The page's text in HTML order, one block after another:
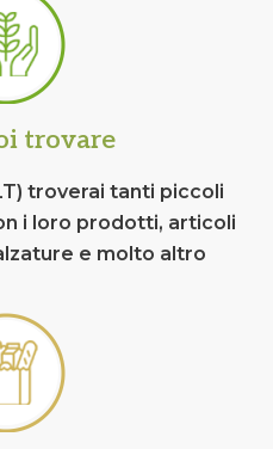
trovare
troverai tanti piccoli
i loro prodotti, articoli
e molto altro